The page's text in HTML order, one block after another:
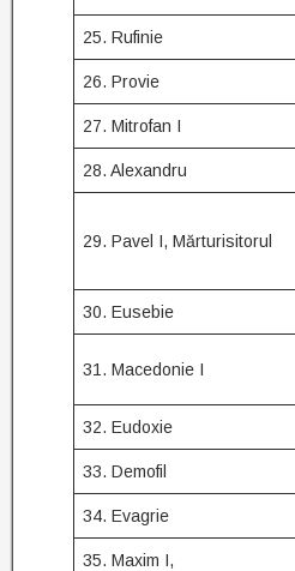
25. Rufinie
26. Provie
27. Mitrofan I
28. Alexandru
29. Pavel I, Mărturisitorul
30. Eusebie
31. Macedonie I
32. Eudoxie
33. Demofil
34. Evagrie
35. Maxim I,